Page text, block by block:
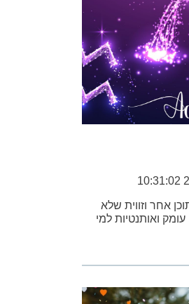
אחר וזווית שלא
ואותנטיות למי